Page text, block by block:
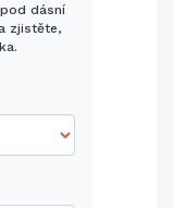
dásní
zjistěte,